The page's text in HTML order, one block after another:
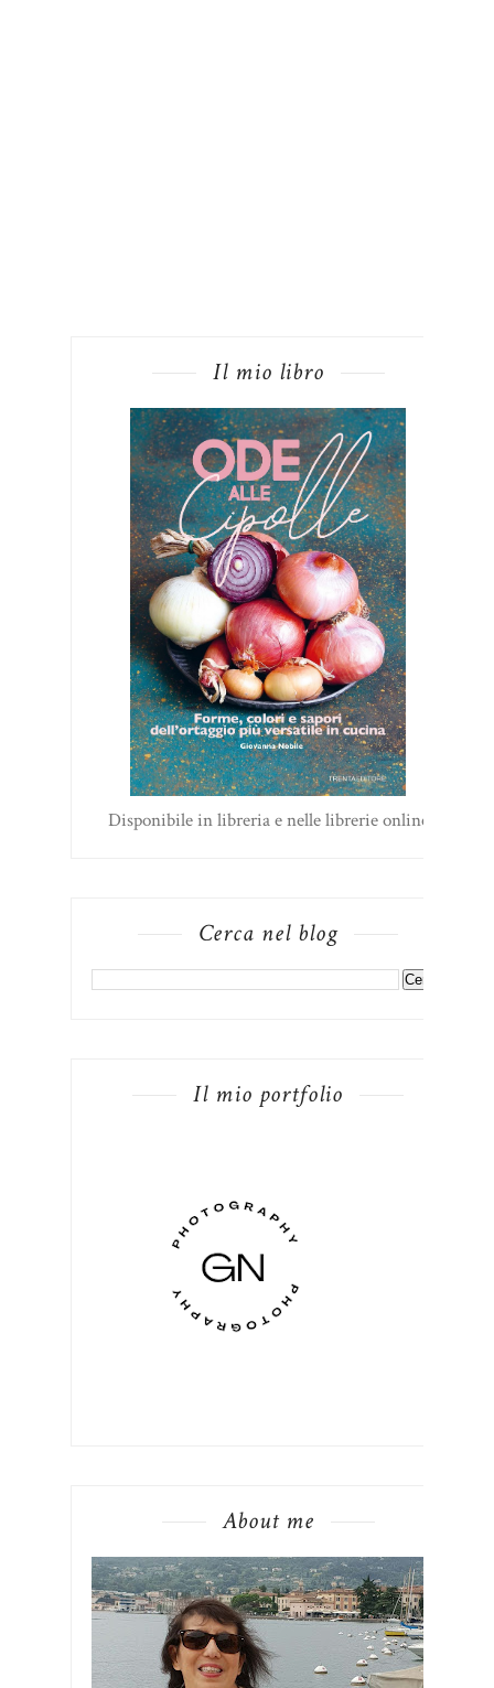
Il mio libro
Disponibile in libreria e nelle librerie online
Cerca nel blog
Il mio portfolio
About me